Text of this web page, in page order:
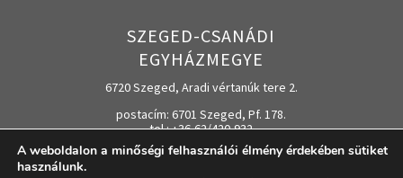
SZEGED-CSANÁDI
EGYHÁZMEGYE
6720 Szeged, Aradi vértanúk tere 2.
postacím: 6701 Szeged, Pf. 178.
tel.: +36-62/420-932
e-mail:egyhazmegye@szeged-csanad.hu
A weboldalon a minőségi felhasználói élmény érdekében sütiket
használunk.